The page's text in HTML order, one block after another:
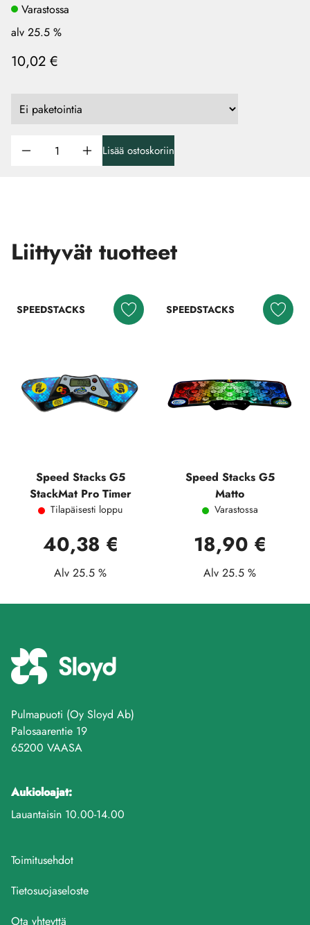
Varastossa
alv 25.5 %
10,02 €
Lisää ostoskoriin
Liittyvät tuotteet
SPEEDSTACKS
Speed Stacks G5
StackMat Pro Timer
Tilapäisesti loppu
40,38 €
Alv 25.5 %
SPEEDSTACKS
Speed Stacks G5
Matto
Varastossa
18,90 €
Alv 25.5 %
Pulmapuoti (Oy Sloyd Ab)
Palosaarentie 19
65200 VAASA
Aukioloajat:
Lauantaisin 10.00-14.00
Toimitusehdot
Tietosuojaseloste
Ota yhteyttä